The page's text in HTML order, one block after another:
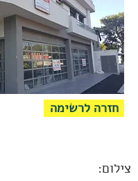
חזרה לרשימה
צילום: